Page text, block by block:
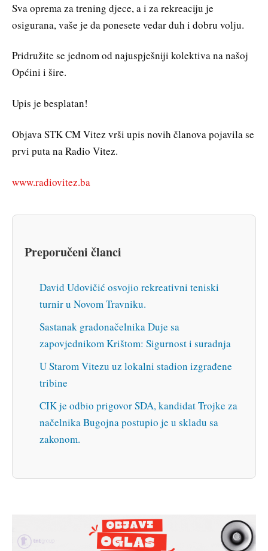
Sva oprema za trening djece, a i za rekreaciju je
osigurana, vaše je da ponesete vedar duh i dobru volju.
Pridružite se jednom od najuspješniji kolektiva na našoj
Općini i šire.
Upis je besplatan!
Objava STK CM Vitez vrši upis novih članova pojavila se
prvi puta na Radio Vitez.
www.radiovitez.ba
Preporučeni članci
David Udovičić osvojio rekreativni teniski
turnir u Novom Travniku.
Sastanak gradonačelnika Duje sa
zapovjednikom Krištom: Sigurnost i suradnja
U Starom Vitezu uz lokalni stadion izgrađene
tribine
CIK je odbio prigovor SDA, kandidat Trojke za
načelnika Bugojna postupio je u skladu sa
zakonom.